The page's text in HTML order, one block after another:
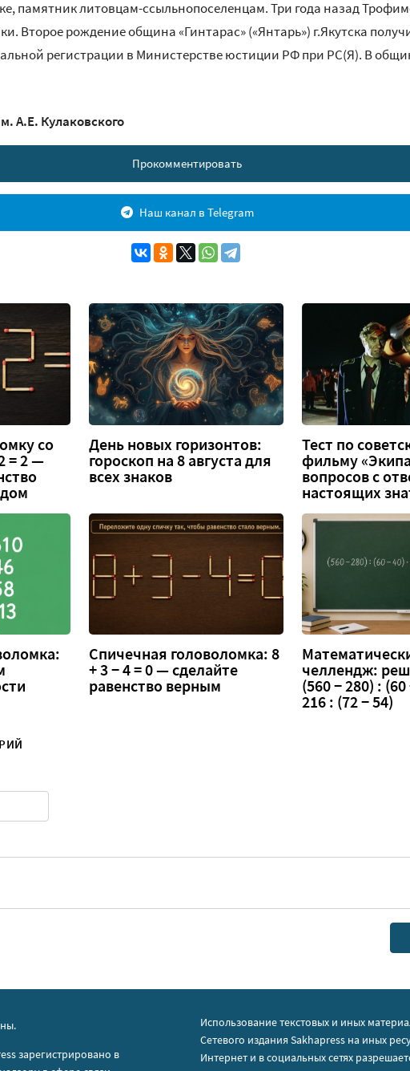
памятник литовцам-ссыльнопоселенцам. Три года назад
Второе рождение община «Гинтарас» («Янтарь») г.Якутска
регистрации в Министерстве юстиции РФ при РС(Я). В
А.Е. Кулаковского
Прокомментировать
Наш канал в Telegram
со
= 2 —
День новых горизонтов:
гороскоп на 8 августа для
всех знаков
Тест по
фильму
вопросов с
настоящих
Спичечная головоломка: 8
+ 3 − 4 = 0 — сделайте
равенство верным
челлендж:
(560 − 280) : (60
216 : (72 − 54)
зарегистрировано в
Использование текстовых и иных
Сетевого издания Sakhapress на иных
Интернет и в социальных сетях